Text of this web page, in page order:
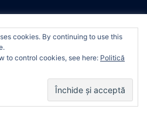
(10)to give you the most
your preferences
“Accept”, you consent to the
cookies. By continuing to use this
to control cookies, see here: Politică